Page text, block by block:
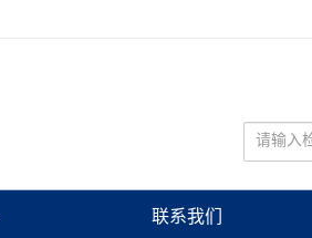
联系我们